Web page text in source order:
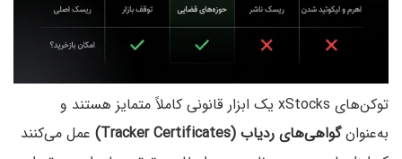
توکن‌های xStocks یک ابزار قانونی کاملاً متمایز هستند و
به‌عنوانگواهی‌های ردیاب (Tracker Certificates)
عمل می‌کنند